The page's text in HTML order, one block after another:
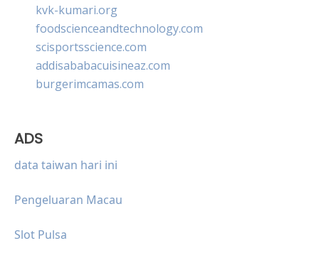
kvk-kumari.org
foodscienceandtechnology.com
scisportsscience.com
addisababacuisineaz.com
burgerimcamas.com
ADS
data taiwan hari ini
Pengeluaran Macau
Slot Pulsa